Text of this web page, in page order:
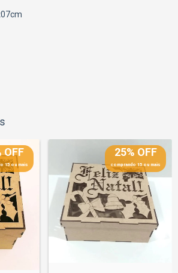
OFF
15 ou mais
25% OFF
comprando 15 ou mais